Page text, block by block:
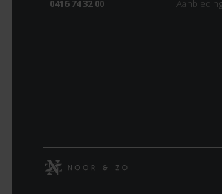
0416 74 32 00